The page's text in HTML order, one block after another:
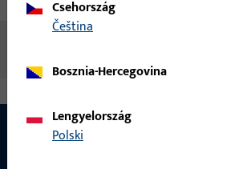
Csehország
čeština
Bosznia-Hercegovina
Lengyelország
Polski